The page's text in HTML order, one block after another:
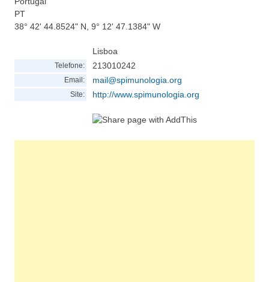
PT
38° 42' 44.8524" N, 9° 12' 47.1384" W
Lisboa
Telefone: 213010242
Email: mail@spimunologia.org
Site: http://www.spimunologia.org